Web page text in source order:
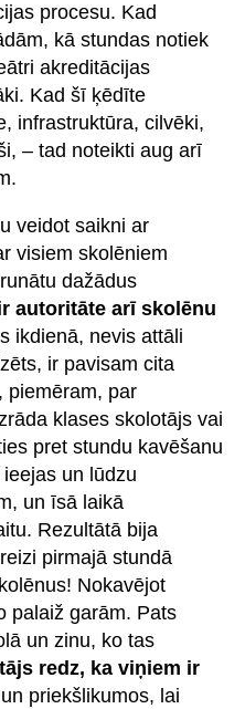
procesu. Kad
kā stundas notiek
akreditācijas
Kad šī ķēdīte
infrastruktūra, cilvēki,
– tad noteikti aug arī
veidot saikni ar
visiem skolēniem
dažādus
autoritāte arī skolēnu
ikdienā, nevis attāli
ir pavisam cita
piemēram, par
klases skolotājs vai
pret stundu kavēšanu
un lūdzu
un īsā laikā
Rezultātā bija
pirmajā stundā
Nokavējot
palaiž garām. Pats
un zinu, ko tas
redz, ka viņiem ir
un priekšlikumos, lai